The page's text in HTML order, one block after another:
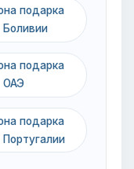
подарка
Боливии
подарка
ОАЭ
подарка